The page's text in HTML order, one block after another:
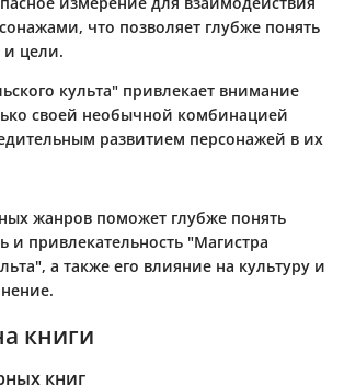
что позволяет глубже понять
цели.
культа" привлекает внимание
своей необычной комбинацией
развитием персонажей в их
жанров поможет глубже понять
и привлекательность "Магистра
а также его влияние на культуру и
книги
книг